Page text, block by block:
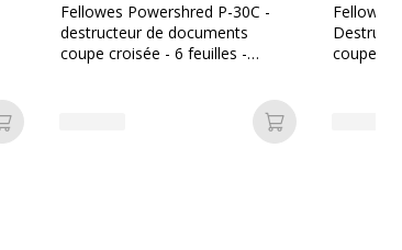
Ajouter au panier
Fellowes Powershred P-30C -
destructeur de documents
coupe croisée - 6 feuilles -
Ajouter au
Fellowes
coupe